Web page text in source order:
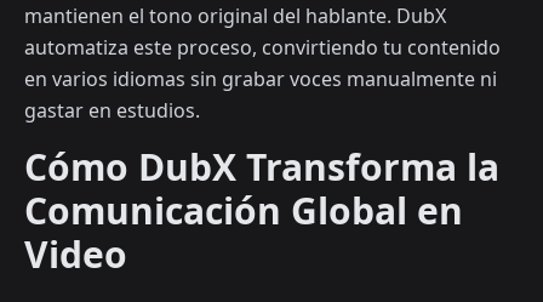
mantienen el tono original del hablante. DubX
automatiza este proceso, convirtiendo tu contenido
en varios idiomas sin grabar voces manualmente ni
gastar en estudios.
Cómo DubX Transforma la
Comunicación Global en
Video